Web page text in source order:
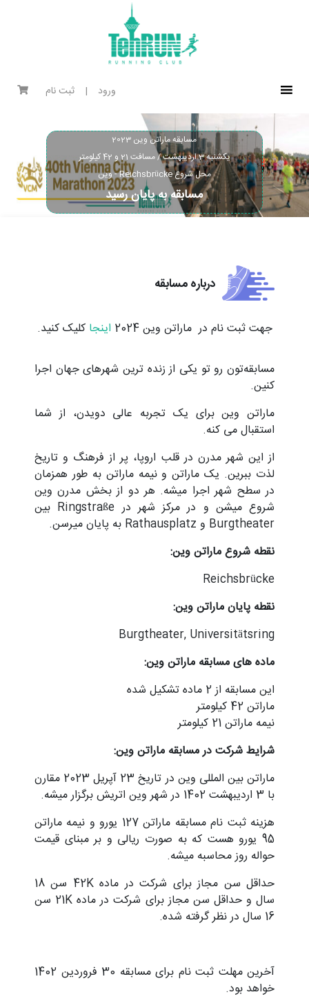
ورود | ثبت نام
مسابقه ماراتن وین 2023
یکشنبه 3 اردیبهشت
/مسافت 21 و 42
کیلومتر
محل شروعReichsbrücke - وین
مسابقه به پایان رسید
درباره مسابقه
جهت ثبت نام در ماراتن وین 2024 اینجا کلیک کنید.
مسابقه‌تون رو تو یکی از زنده ترین شهرهای جهان اجرا
کنین.
ماراتن وین برای یک تجربه عالی دویدن، از شما
استقبال می کنه.
از این شهر مدرن در قلب اروپا، پر از فرهنگ و تاریخ
لذت ببرین. یک ماراتن و نیمه ماراتن به طور همزمان
در سطح شهر اجرا میشه. هر دو از بخش مدرن وین
شروع میشن و در مرکز شهر در Ringstraße بین
Burgtheater و Rathausplatz به پایان میرسن.
نقطه شروع ماراتن وین:
Reichsbrücke
نقطه پایان ماراتن وین:
Burgtheater, Universitätsring
ماده های مسابقه ماراتن وین:
این مسابقه از 2 ماده تشکیل شده
ماراتن 42 کیلومتر
نیمه ماراتن 21 کیلومتر
شرایط شرکت در مسابقه ماراتن وین:
ماراتن بین المللی وین در تاریخ 23 آپریل 2023 مقارن
با 3 اردیبهشت 1402 در شهر وین اتریش برگزار میشه.
هزینه ثبت نام مسابقه ماراتن 127 یورو و نیمه ماراتن
95 یورو هست که به صورت ریالی و بر مبنای قیمت
حواله روز محاسبه میشه.
حداقل سن مجاز برای شرکت در ماده 42K سن 18
سال و حداقل سن مجاز برای شرکت در ماده 21K سن
16 سال در نظر گرفته شده.
آخرین مهلت ثبت نام برای مسابقه 30 فروردین 1402
خواهد بود.